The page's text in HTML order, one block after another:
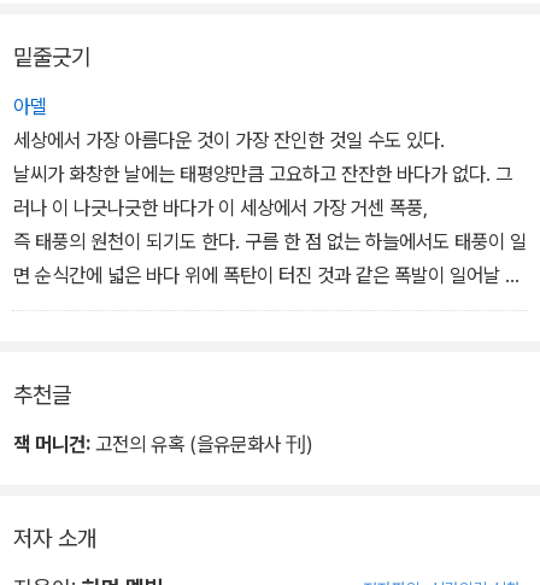
실었다. 아울러 고래의 종류와 크기, 포경선의 구조 등 유익한 정보들
을 사진 자료와 함께 담았다.
밑줄긋기
아델
세상에서 가장 아름다운 것이 가장 잔인한 것일 수도 있다.
날씨가 화창한 날에는 태평양만큼 고요하고 잔잔한 바다가 없다. 그
러나 이 나긋나긋한 바다가 이 세상에서 가장 거센 폭풍,
즉 태풍의 원천이 되기도 한다. 구름 한 점 없는 하늘에서도 태풍이 일
면 순식간에 넓은 바다 위에 폭탄이 터진 것과 같은 폭발이 일어날 수
도 있다.
추천글
잭 머니건: 고전의 유혹 (을유문화사 刊)
저자 소개